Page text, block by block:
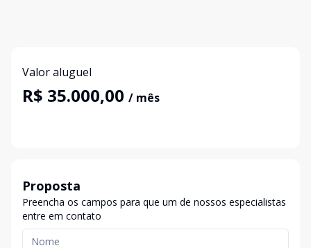
Valor aluguel
R$ 35.000,00 / mês
Proposta
Preencha os campos para que um de nossos especialistas
entre em contato